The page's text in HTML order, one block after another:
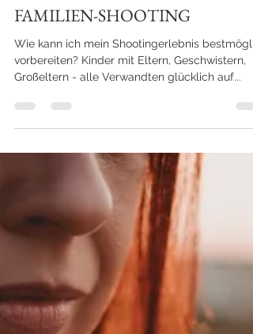
7. März 2021
2 Min. Lesezeit
FAMILIEN-SHOOTING
Wie kann ich mein Shootingerlebnis